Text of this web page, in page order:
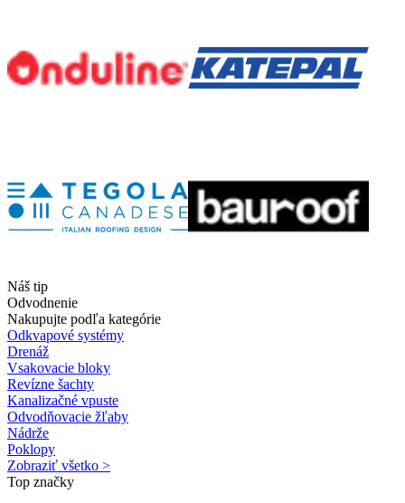
Náš tip
Odvodnenie
Nakupujte podľa kategórie
Odkvapové systémy
Drenáž
Vsakovacie bloky
Revízne šachty
Kanalizačné vpuste
Odvodňovacie žľaby
Nádrže
Poklopy
Zobraziť všetko >
Top značky